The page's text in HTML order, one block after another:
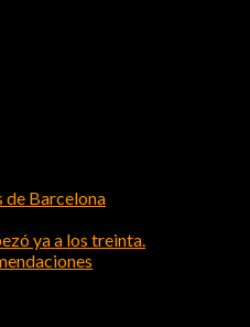
de Barcelona
ya a los treinta.